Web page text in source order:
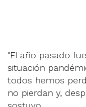
"El año pasado
situación
todos hemos
no pierdan y,